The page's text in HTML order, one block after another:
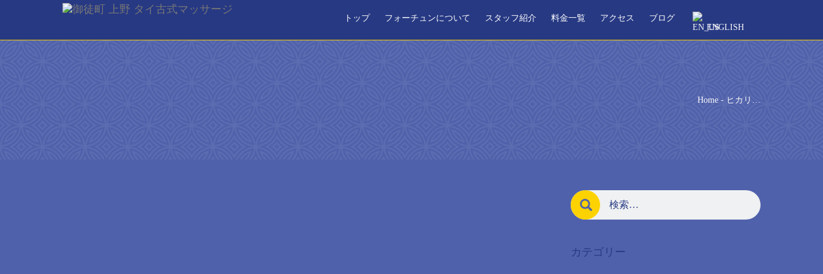
トップ フォーチュンについて スタッフ紹介 料金一覧 アクセス
ブログ
ENGLISH
Home - ヒカリ…
カテゴリー
ご予約